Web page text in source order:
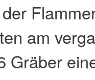
am
Gräber